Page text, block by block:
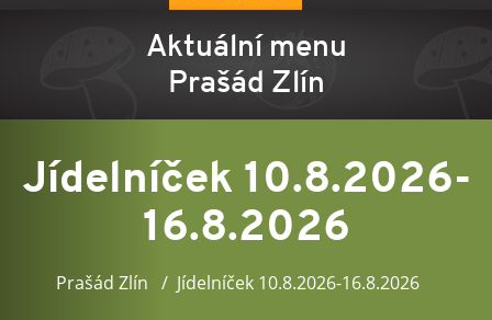
Aktuální menu
Prašád Zlín
Jídelníček 10.8.2026-
16.8.2026
Prašád Zlín Jídelníček 10.8.2026-16.8.2026